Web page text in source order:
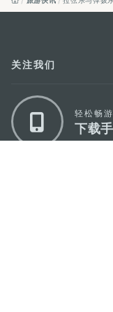
关注我们
轻松畅
下载